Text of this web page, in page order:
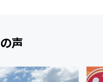
声